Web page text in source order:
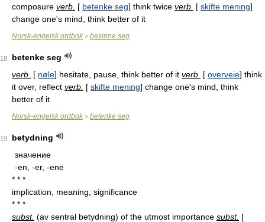
composure verb. [ betenke seg] think twice verb. [ skifte mening]
change one's mind, think better of it
Norsk-engelsk ordbok > besinne seg
18
betenke seg
verb. [ nøle] hesitate, pause, think better of it verb. [ overveie] think
it over, reflect verb. [ skifte mening] change one's mind, think
better of it
Norsk-engelsk ordbok > betenke seg
19
betydning
значение
-en, -er, -ene
* * *
implication, meaning, significance
* * *
subst. (av sentral betydning) of the utmost importance subst. [